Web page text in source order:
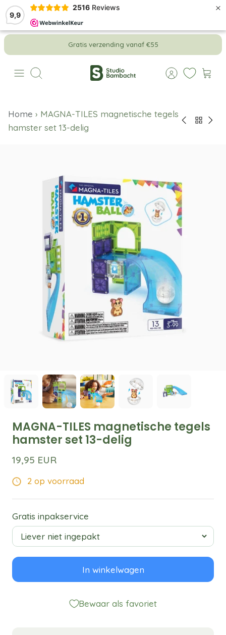
9,9
2516 Reviews ×
Meteen
naar
content
Gratis verzending vanaf €55
Zoeken
Home › MAGNA-TILES magnetische tegels
hamster set 13-delig
MAGNA-TILES magnetische tegels
hamster set 13-delig
19,95 EUR
2 op voorraad
Gratis inpakservice
In winkelwagen
Bewaar als favoriet